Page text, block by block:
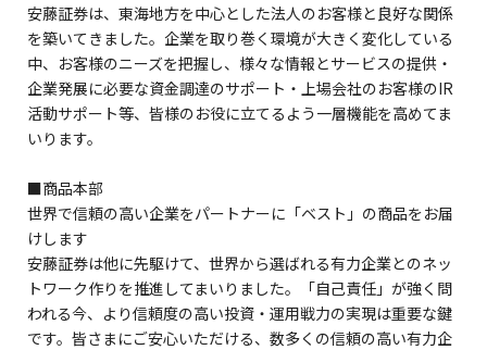
安藤証券は、東海地方を中心とした法人のお客様と良好な関係
を築いてきました。企業を取り巻く環境が大きく変化している
中、お客様のニーズを把握し、様々な情報とサービスの提供・
企業発展に必要な資金調達のサポート・上場会社のお客様のIR
活動サポート等、皆様のお役に立てるよう一層機能を高めてま
いります。
■商品本部
世界で信頼の高い企業をパートナーに「ベスト」の商品をお届
けします
安藤証券は他に先駆けて、世界から選ばれる有力企業とのネッ
トワーク作りを推進してまいりました。「自己責任」が強く問
われる今、より信頼度の高い投資・運用戦力の実現は重要な鍵
です。皆さまにご安心いただける、数多くの信頼の高い有力企